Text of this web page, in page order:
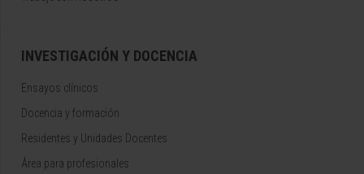
INVESTIGACIÓN Y DOCENCIA
Ensayos clínicos
Docencia y formación
Residentes y Unidades Docentes
Área para profesionales